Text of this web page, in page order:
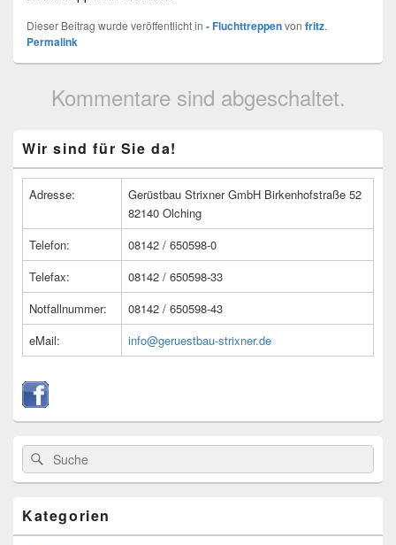
Dieser Beitrag wurde veröffentlicht in - Fluchttreppenvon fritz.
Permalink
Kommentare sind abgeschaltet.
Seitenleisten
Widget-
Wir sind für Sie da!
Adresse:
Gerüstbau Strixner GmbH Birkenhofstraße 52
82140 Olching
Telefon:
08142 / 650598-0
Telefax:
08142 / 650598-33
Notfallnummer:
08142 / 650598-43
eMail:
info@geruestbau-strixner.de
Suche
nach:
Suche
Kategorien